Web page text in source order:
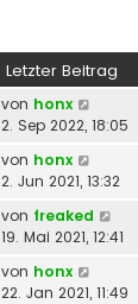
Letzter Beitrag
von honx
2. Sep 2022, 18:05
von honx
2. Jun 2021, 13:32
von freaked
19. Mai 2021, 12:41
von honx
22. Jan 2021, 11:49